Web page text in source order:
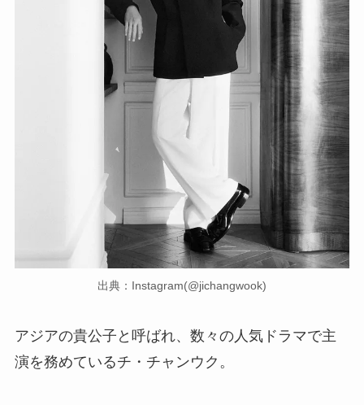
出典：Instagram(@jichangwook)
アジアの貴公子と呼ばれ、数々の人気ドラマで主
演を務めているチ・チャンウク。